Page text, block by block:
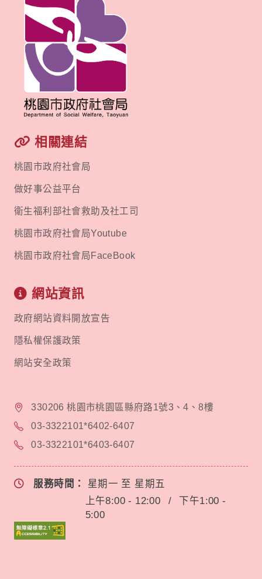
相關連結
桃園市政府社會局
做好事公益平台
衛生福利部社會救助及社工司
桃園市政府社會局Youtube
桃園市政府社會局FaceBook
網站資訊
政府網站資料開放宣告
隱私權保護政策
網站安全政策
330206 桃園市桃園區縣府路1號3、4、8樓
03-3322101*6402-6407
03-3322101*6403-6407
服務時間： 星期一 至 星期五
上午8:00 - 12:00
/
下午1:00 -
5:00